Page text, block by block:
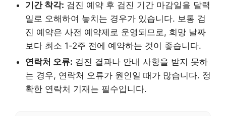
기간 착각: 검진 예약 후 검진 기간 마감일을 달력
일로 오해하여 놓치는 경우가 있습니다. 보통 검
진 예약은 사전 예약제로 운영되므로, 희망 날짜
보다 최소 1-2주 전에 예약하는 것이 좋습니다.
연락처 오류: 검진 결과나 안내 사항을 받지 못하
는 경우, 연락처 오류가 원인일 때가 많습니다. 정
확한 연락처 기재는 필수입니다.